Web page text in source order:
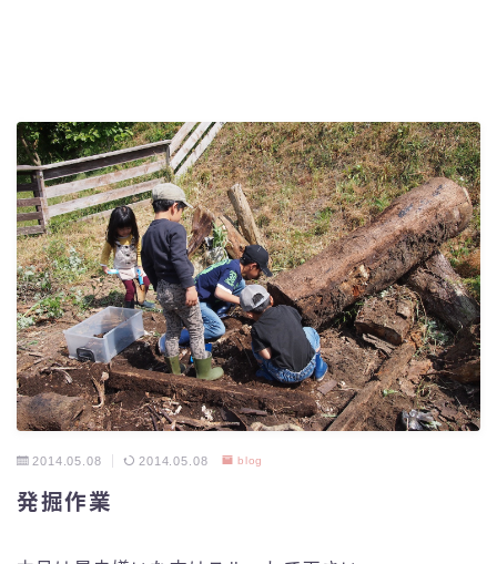
2014.05.08 2014.05.08 blog
発掘作業